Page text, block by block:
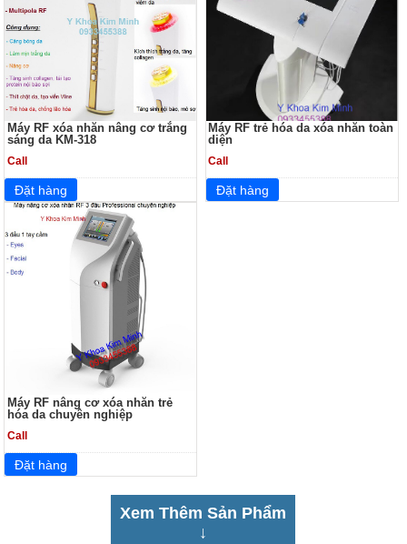
Máy RF xóa nhăn nâng cơ trắng
sáng da KM-318
Call
Máy RF trẻ hóa da xóa nhăn toàn
diện
Call
Máy RF nâng cơ xóa nhăn trẻ
hóa da chuyên nghiệp
Call
Xem Thêm Sản Phẩm
↓